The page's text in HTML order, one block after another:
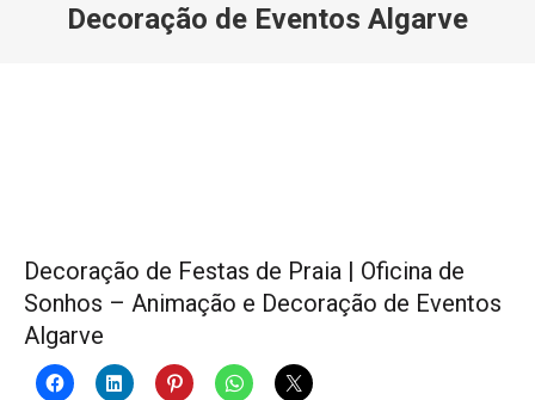
Decoração de Eventos Algarve
Decoração de Festas de Praia | Oficina de
Sonhos – Animação e Decoração de Eventos
Algarve